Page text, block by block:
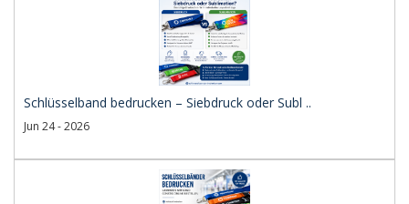
Schlüsselband bedrucken – Siebdruck oder Subl ..
Jun 24 - 2026